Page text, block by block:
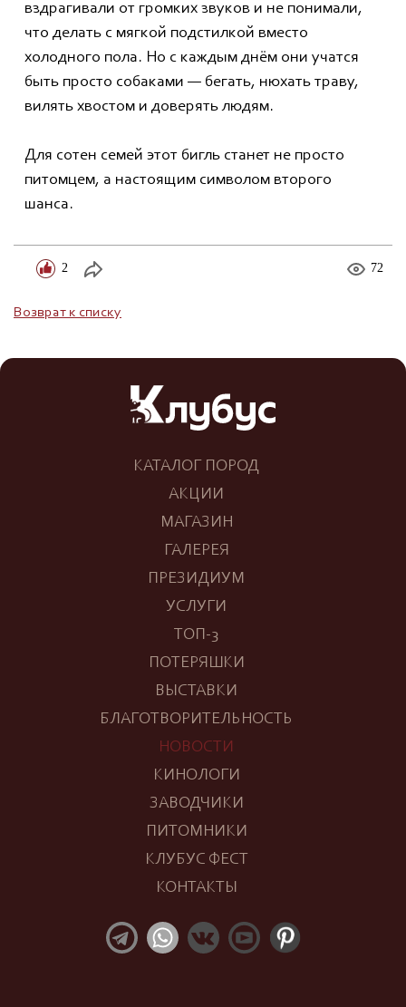
вздрагивали от громких звуков и не понимали,
что делать с мягкой подстилкой вместо
холодного пола. Но с каждым днём они учатся
быть просто собаками — бегать, нюхать траву,
вилять хвостом и доверять людям.
Для сотен семей этот бигль станет не просто
питомцем, а настоящим символом второго
шанса.
2 72
Возврат к списку
КАТАЛОГ ПОРОД
АКЦИИ
МАГАЗИН
ГАЛЕРЕЯ
ПРЕЗИДИУМ
УСЛУГИ
ТОП-3
ПОТЕРЯШКИ
ВЫСТАВКИ
БЛАГОТВОРИТЕЛЬНОСТЬ
НОВОСТИ
КИНОЛОГИ
ЗАВОДЧИКИ
ПИТОМНИКИ
КЛУБУС ФЕСТ
КОНТАКТЫ